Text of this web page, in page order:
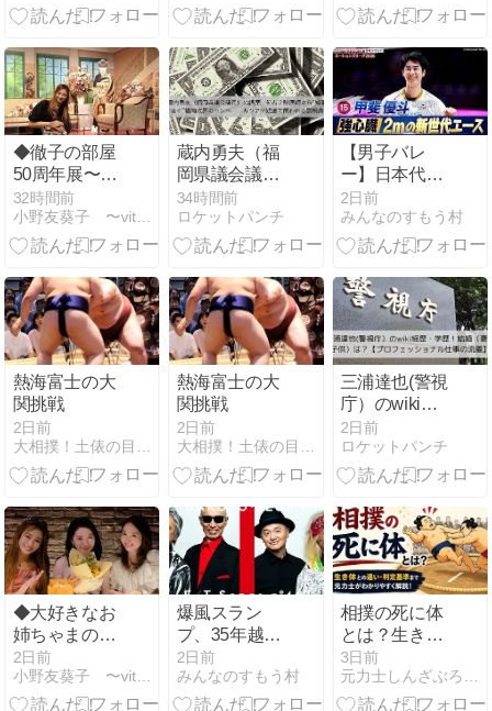
練の時
◆徹子の部屋
50周年展〜愛
を込めて〜
32時間前
小野友葵子 〜vita rosea〜
蔵内勇夫（福
岡県議会議
長）の経歴｜
何者？獣医師
から”知事を凌
ドンへ──カツ
アゲ疑惑で問
われる説明責
任
34時間前
ロケットパンチ
【男子バレ
ー】日本代表
を支えたベテ
ランセッター
深津英臣！そ
藍と西田有志
が語る
2日前
みんなのすもう村
熱海富士の大
関挑戦
2日前
大相撲！土俵の目撃者
熱海富士の大
関挑戦
2日前
大相撲！土俵の目撃者
三浦達也(警視
庁）のwiki経
歴・学歴！結
婚（妻・子
供）は？【プ
ナル仕事の流
儀】
2日前
ロケットパンチ
◆大好きなお
姉ちゃまのお
誕生会
2日前
小野友葵子 〜vita rosea〜
爆風スラン
プ、35年越し
の武道館で伝
説再び！
2日前
みんなのすもう村
相撲の死に体
とは？生き体
との違いと判
定基準を元力
士が解説
3日前
元力士しんざぶろうのライフハックブログ